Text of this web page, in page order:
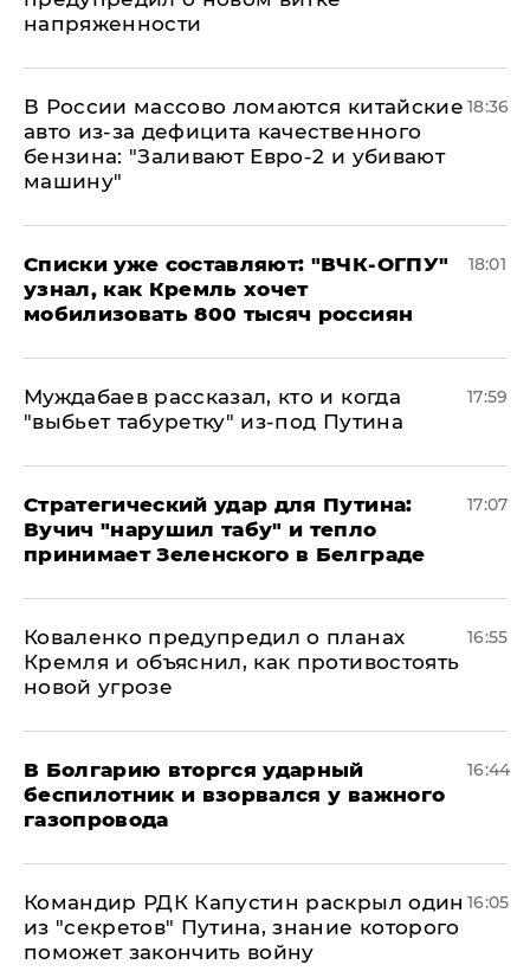
напряженности
В России массово ломаются китайские
авто из-за дефицита качественного
бензина: "Заливают Евро-2 и убивают
машину"
18:36
Списки уже составляют: "ВЧК-ОГПУ"
узнал, как Кремль хочет
мобилизовать 800 тысяч россиян
18:01
Муждабаев рассказал, кто и когда
"выбьет табуретку" из-под Путина
17:59
Стратегический удар для Путина:
Вучич "нарушил табу" и тепло
принимает Зеленского в Белграде
17:07
Коваленко предупредил о планах
Кремля и объяснил, как противостоять
новой угрозе
16:55
В Болгарию вторгся ударный
беспилотник и взорвался у важного
газопровода
16:44
Командир РДК Капустин раскрыл один
из "секретов" Путина, знание которого
поможет закончить войну
16:05